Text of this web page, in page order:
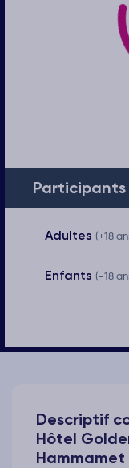
Participants
Adultes (+18
Enfants (-18
Descriptif
Hôtel
Hammamet